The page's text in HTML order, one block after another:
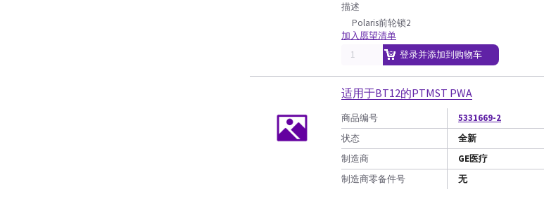
描述
Polaris前轮锁2
加入愿望清单
登录并添加到购物车
适用于BT12的PTMST PWA
商品编号
5331669-2
状态
全新
制造商
GE医疗
制造商零备件号
无